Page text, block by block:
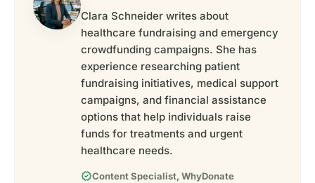
Clara Schneider writes about
healthcare fundraising and emergency
crowdfunding campaigns. She has
experience researching patient
fundraising initiatives, medical support
campaigns, and financial assistance
options that help individuals raise
funds for treatments and urgent
healthcare needs.
verifiedContent Specialist, WhyDonate